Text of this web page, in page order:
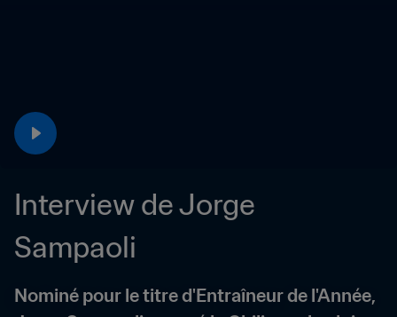
Interview de Jorge
Sampaoli
Nominé pour le titre d'Entraîneur de l'Année,